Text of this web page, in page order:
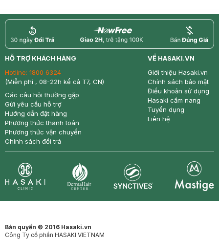
return nowfree price
HỖ TRỢ KHÁCH HÀNG
Hotline: 1800 6324
(Miễn phí , 08-22h kể cả T7, CN)
Các câu hỏi thường gặp
Gửi yêu cầu hỗ trợ
Hướng dẫn đặt hàng
Phương thức thanh toán
Phương thức vận chuyển
Chính sách đổi trả
VỀ HASAKI.VN
Giới thiệu Hasaki.vn
Chính sách bảo mật
Điều khoản sử dụng
Hasaki cẩm nang
Tuyển dụng
Liên hệ
Bản quyền © 2016 Hasaki.vn
Công Ty cổ phần HASAKI VIETNAM